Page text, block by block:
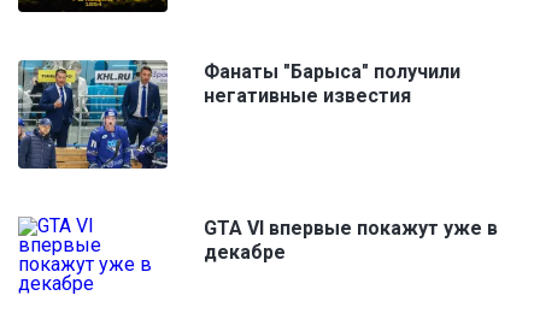
Фанаты "Барыса" получили
негативные известия
GTA VI впервые покажут уже в
декабре